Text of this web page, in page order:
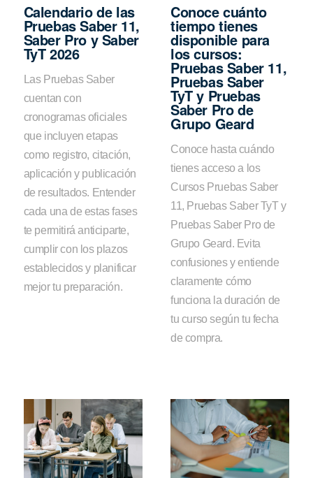
Calendario de las
Pruebas Saber 11,
Saber Pro y Saber
TyT 2026
Las Pruebas Saber
cuentan con
cronogramas oficiales
que incluyen etapas
como registro, citación,
aplicación y publicación
de resultados. Entender
cada una de estas fases
te permitirá anticiparte,
cumplir con los plazos
establecidos y planificar
mejor tu preparación.
Conoce cuánto
tiempo tienes
disponible para
los cursos:
Pruebas Saber 11,
Pruebas Saber
TyT y Pruebas
Saber Pro de
Grupo Geard
Conoce hasta cuándo
tienes acceso a los
Cursos Pruebas Saber
11, Pruebas Saber TyT y
Pruebas Saber Pro de
Grupo Geard. Evita
confusiones y entiende
claramente cómo
funciona la duración de
tu curso según tu fecha
de compra.